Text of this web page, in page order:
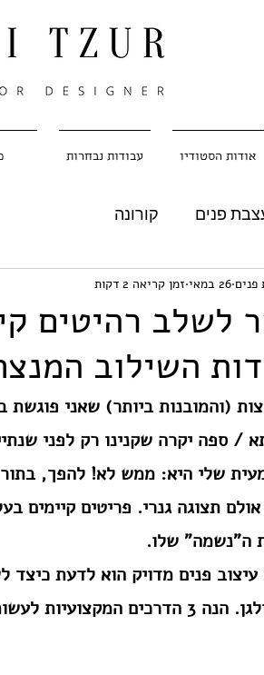
עבודות נבחרות אודות הסטודיו
פנים קורונה
לשלב רהיטים
השילוב
26 במאי זמן קריאה 2 דקות
(והמובנות ביותר) שאני פוגשת
/ ספה יקרה שקנינו רק לפני
שלי היא: ממש לא! להפך, בתור
תצוגה גנרי. פריטים קיימים
ה"נשמה" שלו.
פנים מדויק הוא לדעת
לעשות זאת נכון: